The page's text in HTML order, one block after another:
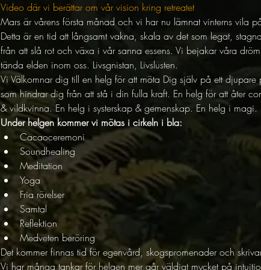
Video där vi berättar om vår vision kring retreatet
Mars är vårens första månad och vi har nu lämnat vinterns vila
Detta är en tid att långsamt vakna, skala av det som legat,
från att slå rot och växa i vår sanna essens. Vi bejakar våra
tända elden inom oss. Livsgnistan, Livslusten.
Vi Välkomnar dig till en helg för att möta Dig själv på ett
som hindrar dig från att stå i din fulla kraft. En helg för att åter
& vildkvinna. En helg i systerskap & gemenskap. En helg i magi.
Under helgen kommer vi mötas i cirkeln i bla:
Cacaoceremoni
Soundhealing
Meditation
Yoga
Fria rörelser
Samtal
Reflektion
Medveten beröring
Det kommer finnas tid för egenvård, skogspromenader och
Vi har många tankar för helgen mer går väldigt mycket på